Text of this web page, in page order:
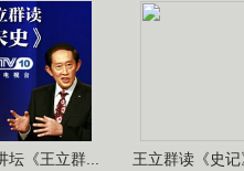
坛《王立群... 王立群读《史